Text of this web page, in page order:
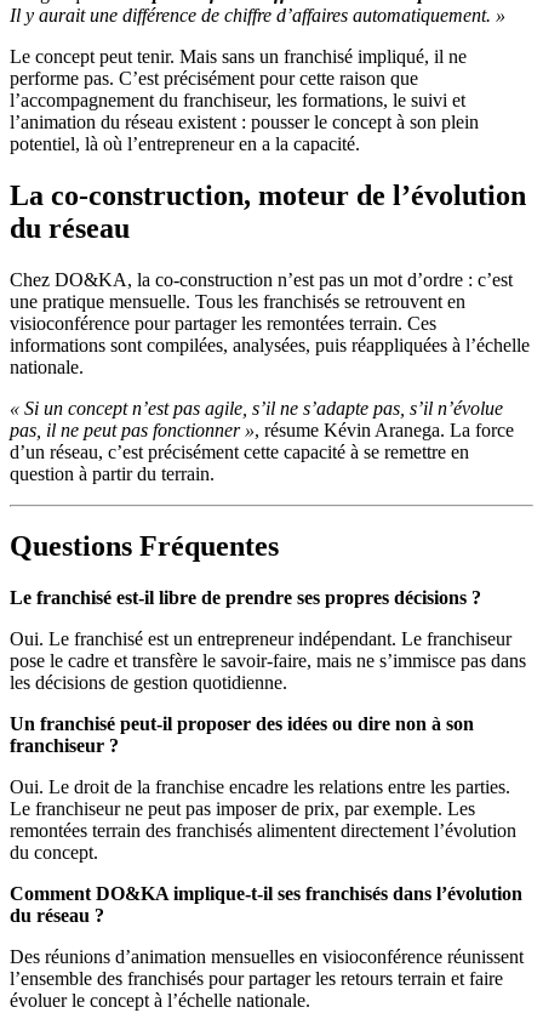
Il y aurait une différence de chiffre d’affaires automatiquement. »
Le concept peut tenir. Mais sans un franchisé impliqué, il ne
performe pas. C’est précisément pour cette raison que
l’accompagnement du franchiseur, les formations, le suivi et
l’animation du réseau existent : pousser le concept à son plein
potentiel, là où l’entrepreneur en a la capacité.
La co-construction, moteur de l’évolution
du réseau
Chez DO&KA, la co-construction n’est pas un mot d’ordre : c’est
une pratique mensuelle. Tous les franchisés se retrouvent en
visioconférence pour partager les remontées terrain. Ces
informations sont compilées, analysées, puis réappliquées à l’échelle
nationale.
« Si un concept n’est pas agile, s’il ne s’adapte pas, s’il n’évolue
pas, il ne peut pas fonctionner », résume Kévin Aranega. La force
d’un réseau, c’est précisément cette capacité à se remettre en
question à partir du terrain.
Questions Fréquentes
Le franchisé est-il libre de prendre ses propres décisions ?
Oui. Le franchisé est un entrepreneur indépendant. Le franchiseur
pose le cadre et transfère le savoir-faire, mais ne s’immisce pas dans
les décisions de gestion quotidienne.
Un franchisé peut-il proposer des idées ou dire non à son
franchiseur ?
Oui. Le droit de la franchise encadre les relations entre les parties.
Le franchiseur ne peut pas imposer de prix, par exemple. Les
remontées terrain des franchisés alimentent directement l’évolution
du concept.
Comment DO&KA implique-t-il ses franchisés dans l’évolution
du réseau ?
Des réunions d’animation mensuelles en visioconférence réunissent
l’ensemble des franchisés pour partager les retours terrain et faire
évoluer le concept à l’échelle nationale.